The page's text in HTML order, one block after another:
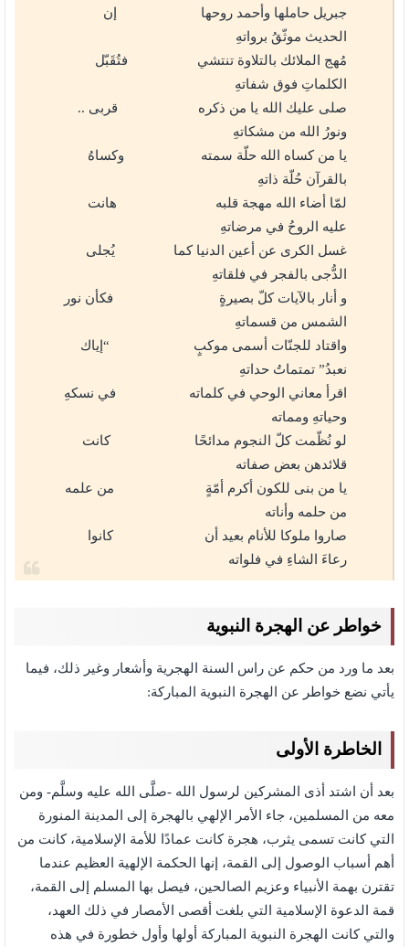
جبريل حاملها وأحمد روحها إن
الحديث موثّقُ برواتهِ
مُهج الملائك بالتلاوة تنتشي فتُقَبّل
الكلماتِ فوق شفاتهِ
صلى عليك الله يا من ذكره قربى ..
ونورُ الله من مشكاتهِ
يا من كساه الله حلّة سمته وكساهُ
بالقرآن حُلّة ذاتهِ
لمّا أضاء الله مهجة قلبه هانت
عليه الروحُ في مرضاتهِ
غسل الكرى عن أعين الدنيا كما يُجلى
الدُّجى بالفجر في فلقاتهِ
و أنار بالآيات كلّ بصيرةٍ فكأن نور
الشمس من قسماتهِ
واقتاد للجنّات أسمى موكبٍ “إياك
نعبدُ” تمتماتُ حداتهِ
اقرأ معاني الوحي في كلماته في نسكهِ
وحياتهِ ومماته
لو نُظّمت كلّ النجوم مدائحًا كانت
قلائدهن بعض صفاته
يا من بنى للكون أكرم أمّةٍ من علمه
من حلمه وأناته
صاروا ملوكا للأنام بعيد أن كانوا
رعاءَ الشاءِ في فلواته
خواطر عن الهجرة النبوية
بعد ما ورد من حكم عن راس السنة الهجرية وأشعار وغير ذلك، فيما
يأتي نضع خواطر عن الهجرة النبوية المباركة:
الخاطرة الأولى
بعد أن اشتد أذى المشركين لرسول الله -صلَّى الله عليه وسلَّم- ومن
معه من المسلمين، جاء الأمر الإلهي بالهجرة إلى المدينة المنورة
التي كانت تسمى يثرب، هجرة كانت عمادًا للأمة الإسلامية، كانت من
أهم أسباب الوصول إلى القمة، إنها الحكمة الإلهية العظيم عندما
تقترن بهمة الأنبياء وعزيم الصالحين، فيصل بها المسلم إلى القمة،
قمة الدعوة الإسلامية التي بلغت أقصى الأمصار في ذلك العهد،
والتي كانت الهجرة النبوية المباركة أولها وأول خطورة في هذه